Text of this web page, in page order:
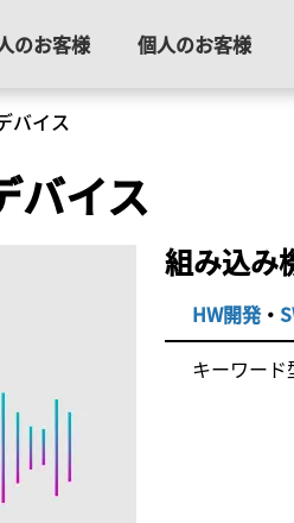
のお客様 個人のお客様
バイス
バイス
組み込み
HW開発・
キーワード